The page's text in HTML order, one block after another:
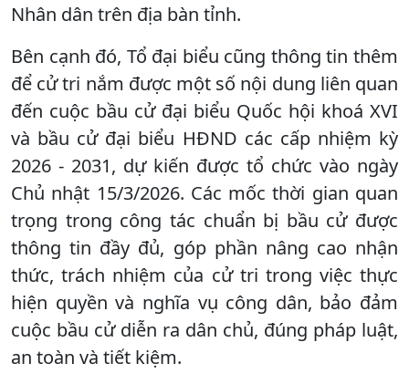
Nhân dân trên địa bàn tỉnh.
Bên cạnh đó, Tổ đại biểu cũng thông tin thêm
để cử tri nắm được một số nội dung liên quan
đến cuộc bầu cử đại biểu Quốc hội khoá XVI
và bầu cử đại biểu HĐND các cấp nhiệm kỳ
2026 - 2031, dự kiến được tổ chức vào ngày
Chủ nhật 15/3/2026. Các mốc thời gian quan
trọng trong công tác chuẩn bị bầu cử được
thông tin đầy đủ, góp phần nâng cao nhận
thức, trách nhiệm của cử tri trong việc thực
hiện quyền và nghĩa vụ công dân, bảo đảm
cuộc bầu cử diễn ra dân chủ, đúng pháp luật,
an toàn và tiết kiệm.